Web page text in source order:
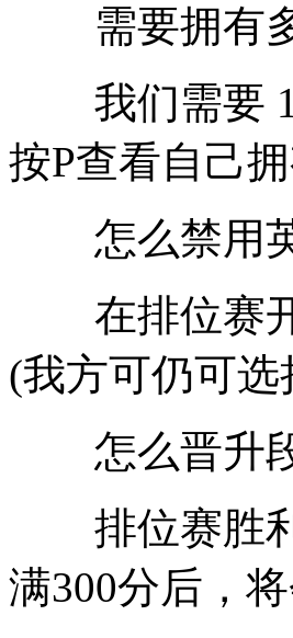
需要拥有多
我们需要 12
按P查看自己
怎么禁用英
在排位赛开
(我方可仍可
怎么晋升段
排位赛胜利
满300分后，